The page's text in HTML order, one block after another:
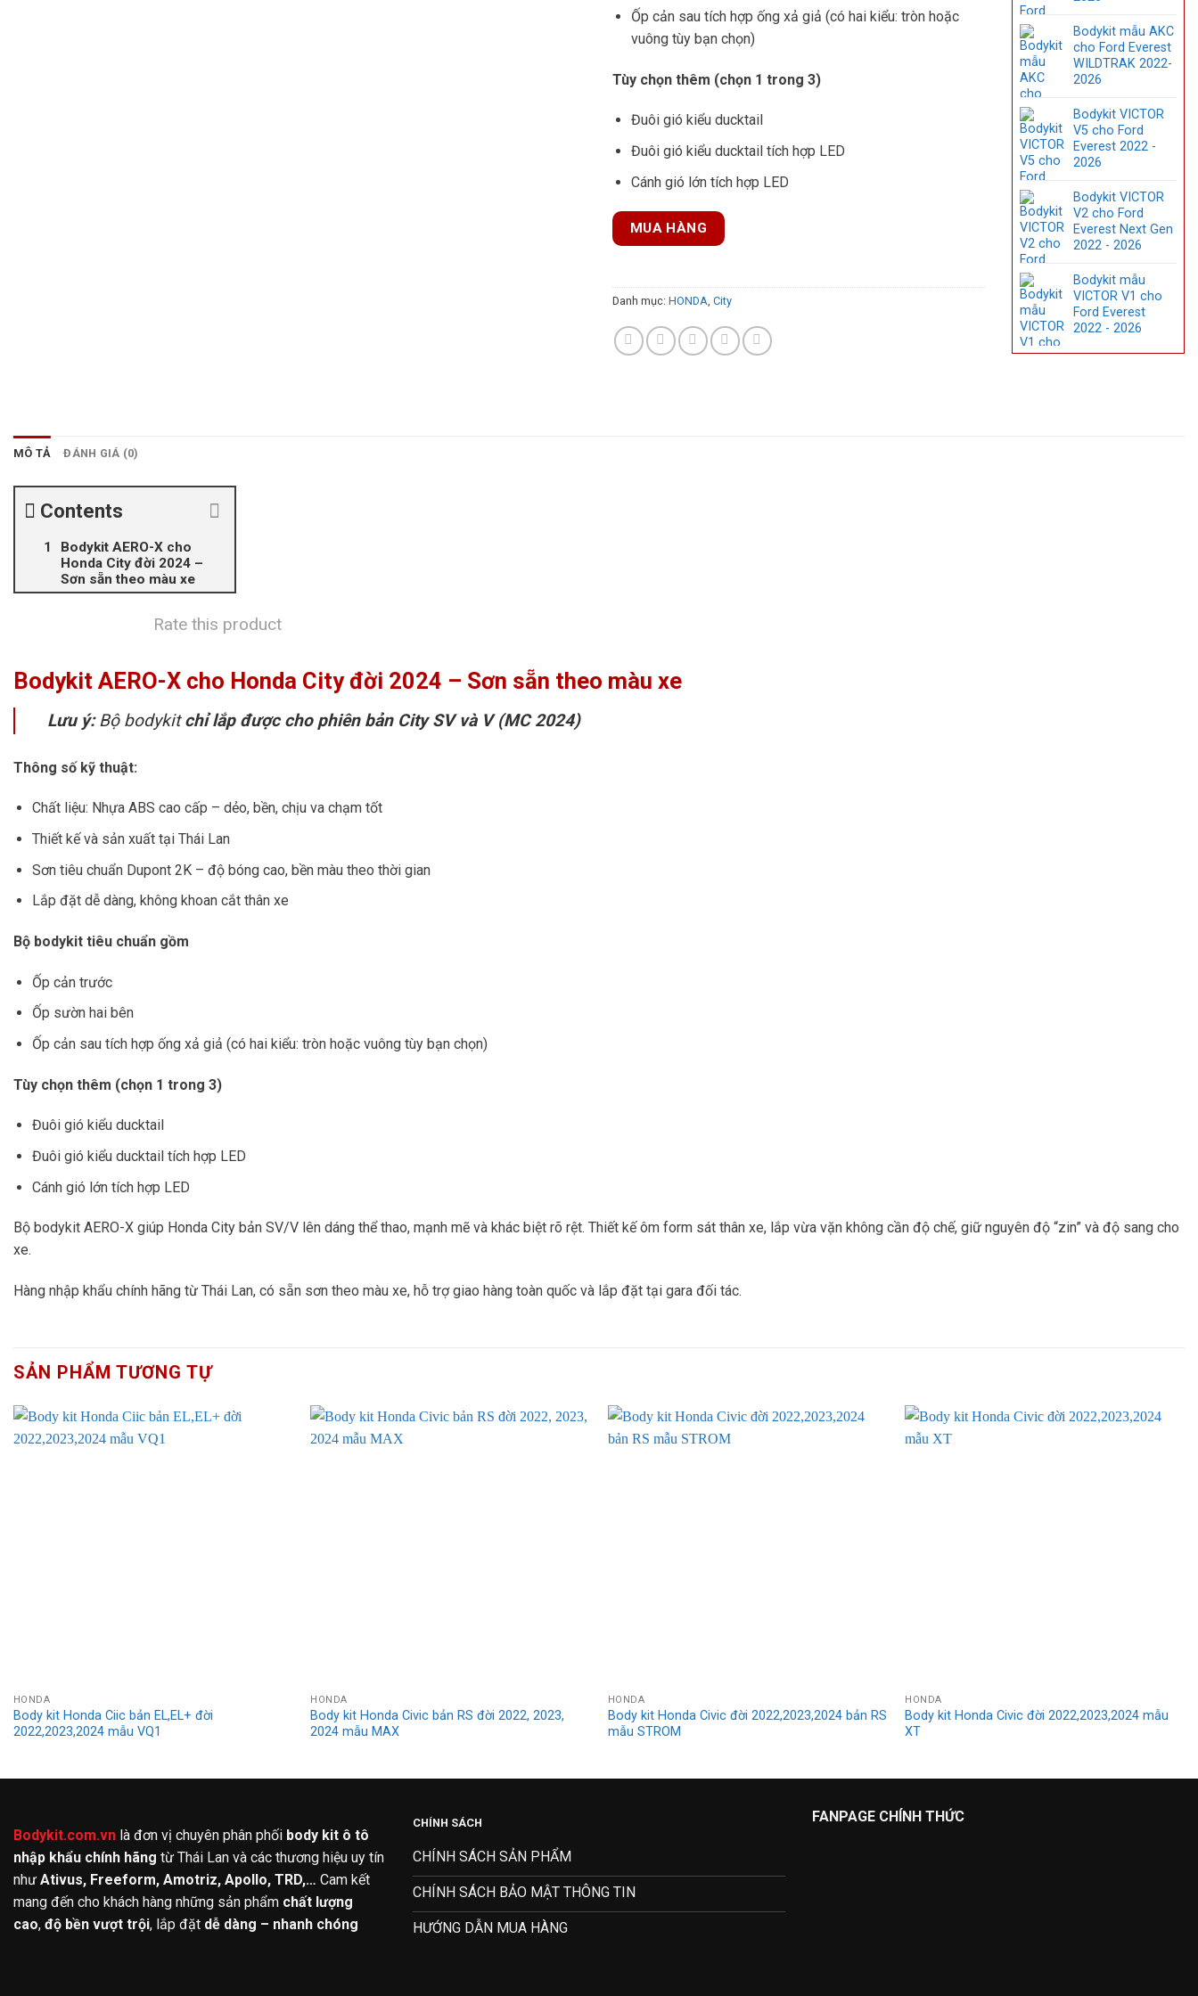
Ốp cản sau tích hợp ống xả giả (có hai kiểu: tròn hoặc
vuông tùy bạn chọn)
Tùy chọn thêm (chọn 1 trong 3)
Đuôi gió kiểu ducktail
Đuôi gió kiểu ducktail tích hợp LED
Cánh gió lớn tích hợp LED
MUA HÀNG
Danh mục: HONDA City
Bodykit mẫu AKC
cho Ford Everest
WILDTRAK 2022-
2026
Bodykit VICTOR
V5 cho Ford
Everest 2022 -
2026
Bodykit VICTOR
V2 cho Ford
Everest Next Gen
2022 - 2026
Bodykit mẫu
VICTOR V1 cho
Ford Everest
2022 - 2026
MÔ TẢ ĐÁNH GIÁ (0)
Contents
Bodykit AERO-X cho
Honda City đời 2024 –
Sơn sẵn theo màu xe
Rate this product
Bodykit AERO-X cho Honda City đời 2024 – Sơn sẵn theo màu xe
Lưu ý:Bộ bodykitchỉ lắp được cho phiên bản City SV và V (MC 2024)
Thông số kỹ thuật:
Chất liệu: Nhựa ABS cao cấp – dẻo, bền, chịu va chạm tốt
Thiết kế và sản xuất tại Thái Lan
Sơn tiêu chuẩn Dupont 2K – độ bóng cao, bền màu theo thời gian
Lắp đặt dễ dàng, không khoan cắt thân xe
Bộ bodykit tiêu chuẩn gồm
Ốp cản trước
Ốp sườn hai bên
Ốp cản sau tích hợp ống xả giả (có hai kiểu: tròn hoặc vuông tùy bạn chọn)
Tùy chọn thêm (chọn 1 trong 3)
Đuôi gió kiểu ducktail
Đuôi gió kiểu ducktail tích hợp LED
Cánh gió lớn tích hợp LED
Bộ bodykit AERO-X giúp Honda City bản SV/V lên dáng thể thao, mạnh mẽ và khác biệt rõ rệt. Thiết kế ôm form sát thân xe, lắp vừa vặn không cần độ chế, giữ nguyên độ “zin” và độ sang cho
xe.
Hàng nhập khẩu chính hãng từ Thái Lan, có sẵn sơn theo màu xe, hỗ trợ giao hàng toàn quốc và lắp đặt tại gara đối tác.
SẢN PHẨM TƯƠNG TỰ
HONDA
Body kit Honda Ciic bản EL,EL+ đời
2022,2023,2024 mẫu VQ1
HONDA
Body kit Honda Civic bản RS đời 2022, 2023,
2024 mẫu MAX
HONDA
Body kit Honda Civic đời 2022,2023,2024 bản RS
mẫu STROM
HONDA
Body kit Honda Civic đời 2022,2023,2024 mẫu
XT
Bodykit.com.vn là đơn vị chuyên phân phối body kit ô tô
nhập khẩu chính hãng từ Thái Lan và các thương hiệu uy tín
như Ativus, Freeform, Amotriz, Apollo, TRD,… Cam kết
mang đến cho khách hàng những sản phẩm chất lượng
cao, độ bền vượt trội, lắp đặt dễ dàng – nhanh chóng
CHÍNH SÁCH
CHÍNH SÁCH SẢN PHẨM
CHÍNH SÁCH BẢO MẬT THÔNG TIN
HƯỚNG DẪN MUA HÀNG
FANPAGE CHÍNH THỨC